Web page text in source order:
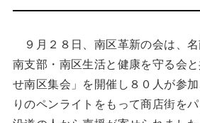
９月２８日、南区革新の会は、
南支部・南区生活と健康を守る会
せ南区集会」を開催し８０人が参
りのペンライトをもって商店街を